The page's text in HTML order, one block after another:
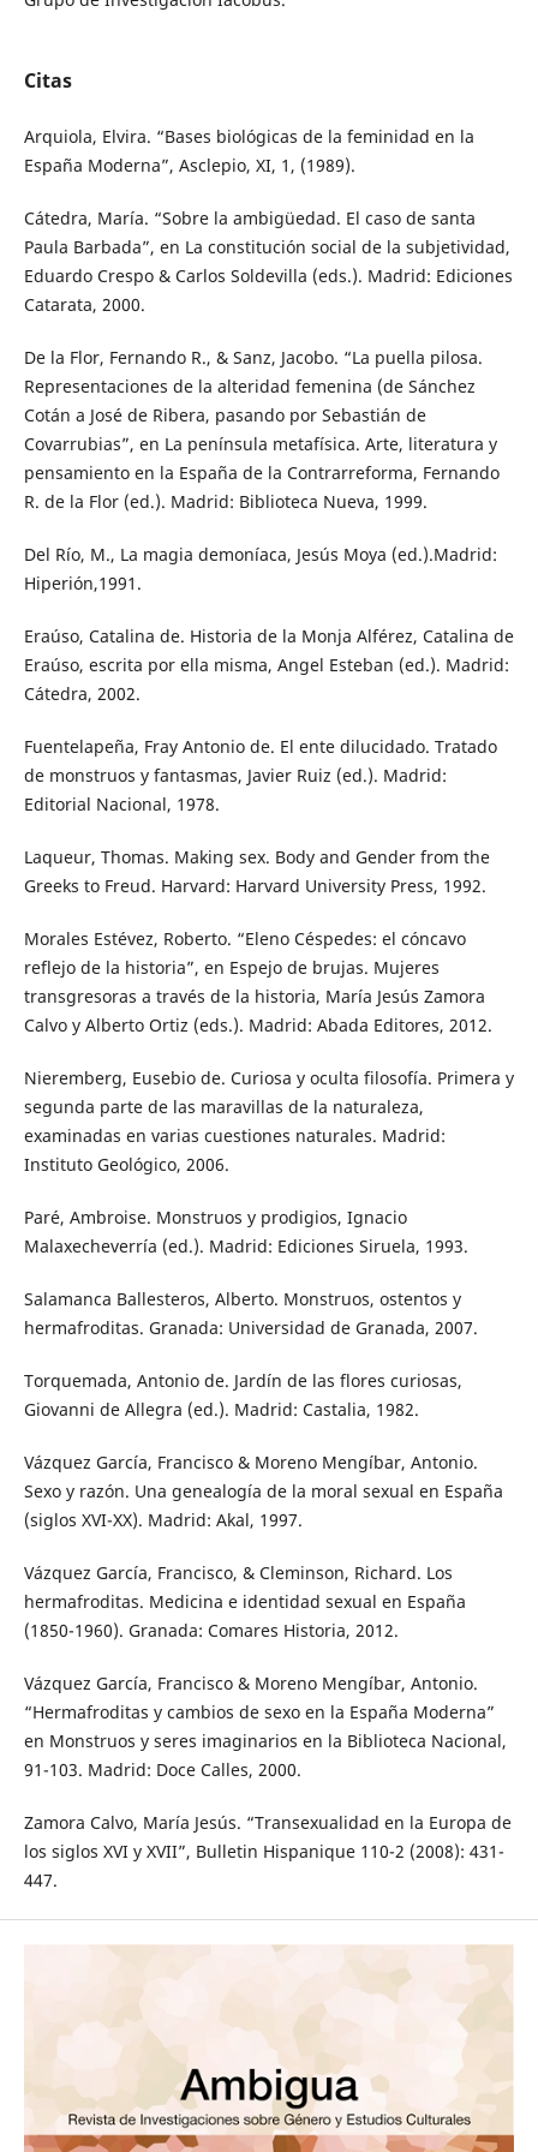
Citas
Arquiola, Elvira. “Bases biológicas de la feminidad en la
España Moderna”, Asclepio, XI, 1, (1989).
Cátedra, María. “Sobre la ambigüedad. El caso de santa
Paula Barbada”, en La constitución social de la subjetividad,
Eduardo Crespo & Carlos Soldevilla (eds.). Madrid: Ediciones
Catarata, 2000.
De la Flor, Fernando R., & Sanz, Jacobo. “La puella pilosa.
Representaciones de la alteridad femenina (de Sánchez
Cotán a José de Ribera, pasando por Sebastián de
Covarrubias”, en La península metafísica. Arte, literatura y
pensamiento en la España de la Contrarreforma, Fernando
R. de la Flor (ed.). Madrid: Biblioteca Nueva, 1999.
Del Río, M., La magia demoníaca, Jesús Moya (ed.).Madrid:
Hiperión,1991.
Eraúso, Catalina de. Historia de la Monja Alférez, Catalina de
Eraúso, escrita por ella misma, Angel Esteban (ed.). Madrid:
Cátedra, 2002.
Fuentelapeña, Fray Antonio de. El ente dilucidado. Tratado
de monstruos y fantasmas, Javier Ruiz (ed.). Madrid:
Editorial Nacional, 1978.
Laqueur, Thomas. Making sex. Body and Gender from the
Greeks to Freud. Harvard: Harvard University Press, 1992.
Morales Estévez, Roberto. “Eleno Céspedes: el cóncavo
reflejo de la historia”, en Espejo de brujas. Mujeres
transgresoras a través de la historia, María Jesús Zamora
Calvo y Alberto Ortiz (eds.). Madrid: Abada Editores, 2012.
Nieremberg, Eusebio de. Curiosa y oculta filosofía. Primera y
segunda parte de las maravillas de la naturaleza,
examinadas en varias cuestiones naturales. Madrid:
Instituto Geológico, 2006.
Paré, Ambroise. Monstruos y prodigios, Ignacio
Malaxecheverría (ed.). Madrid: Ediciones Siruela, 1993.
Salamanca Ballesteros, Alberto. Monstruos, ostentos y
hermafroditas. Granada: Universidad de Granada, 2007.
Torquemada, Antonio de. Jardín de las flores curiosas,
Giovanni de Allegra (ed.). Madrid: Castalia, 1982.
Vázquez García, Francisco & Moreno Mengíbar, Antonio.
Sexo y razón. Una genealogía de la moral sexual en España
(siglos XVI-XX). Madrid: Akal, 1997.
Vázquez García, Francisco, & Cleminson, Richard. Los
hermafroditas. Medicina e identidad sexual en España
(1850-1960). Granada: Comares Historia, 2012.
Vázquez García, Francisco & Moreno Mengíbar, Antonio.
“Hermafroditas y cambios de sexo en la España Moderna”
en Monstruos y seres imaginarios en la Biblioteca Nacional,
91-103. Madrid: Doce Calles, 2000.
Zamora Calvo, María Jesús. “Transexualidad en la Europa de
los siglos XVI y XVII”, Bulletin Hispanique 110-2 (2008): 431-
447.